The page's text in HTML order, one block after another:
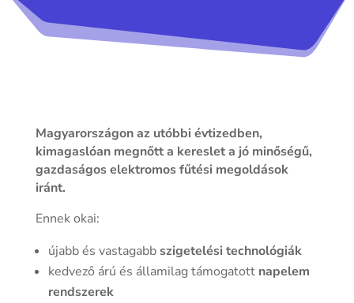
Magyarországon az utóbbi évtizedben,
kimagaslóan megnőtt a kereslet a jó minőségű,
gazdaságos elektromos fűtési megoldások
iránt.
Ennek okai:
újabb és vastagabb szigetelési technológiák
kedvező árú és államilag támogatott napelem
rendszerek